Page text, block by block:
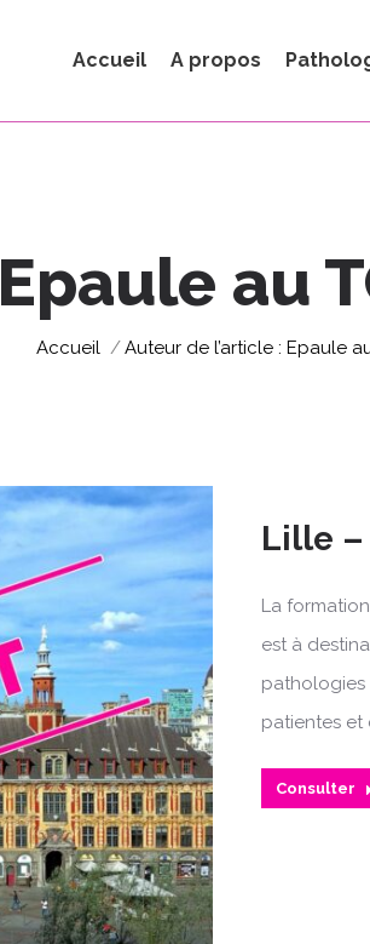
Accueil A propos
Epaule au
Vous êtes ici :
Accueil Auteur de l’article : Epaule
Lille –
La
est à
pathologies
patientes et
Consulter